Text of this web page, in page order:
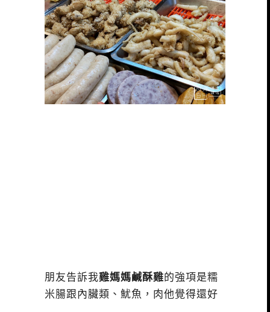
朋友告訴我雞媽媽鹹酥雞的強項是糯
米腸跟內臟類、魷魚，肉他覺得還好